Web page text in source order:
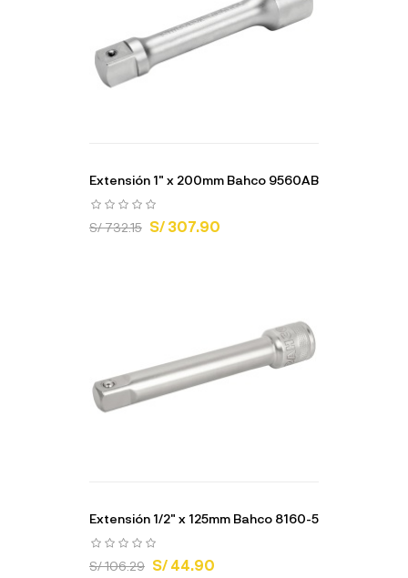
Extensión 1" x 200mm Bahco 9560AB
S/ 732.15 S/ 307.90
Extensión 1/2" x 125mm Bahco 8160-5
S/ 106.29 S/ 44.90